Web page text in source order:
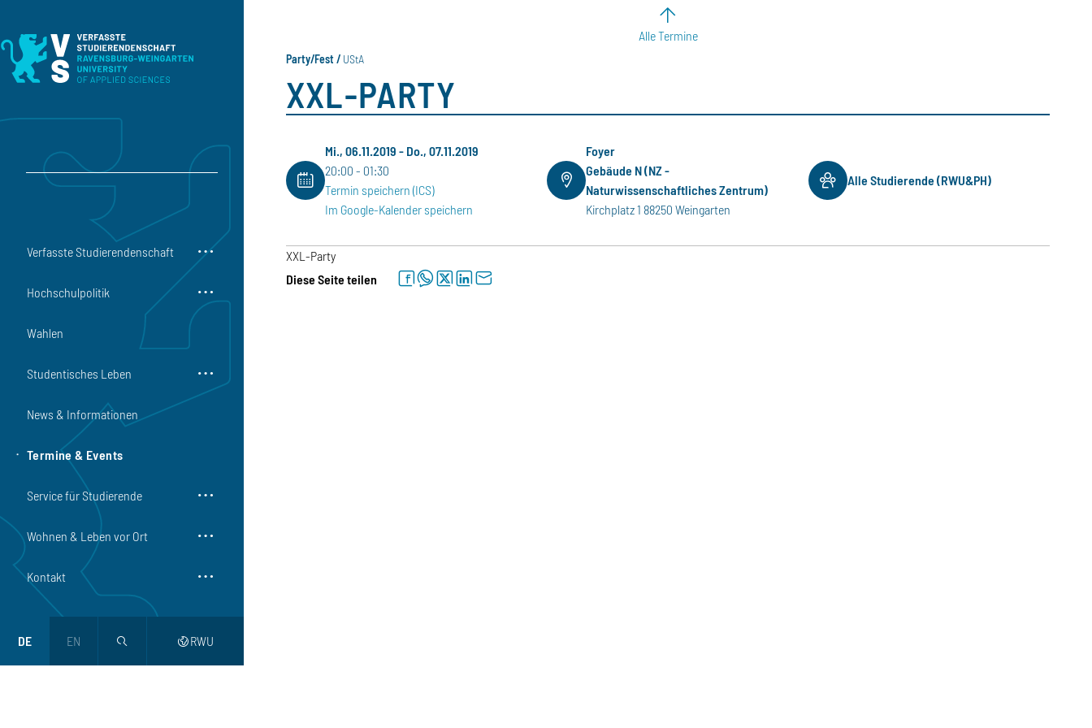
Verfasste Studierendenschaft
Hochschulpolitik
Wahlen
Studentisches Leben
News & Informationen
Termine & Events
Service für Studierende
Wohnen & Leben vor Ort
Kontakt
DE EN magnifier webRWU
Alle Termine
Party/Fest UStA
XXL-PARTY
Mi., 06.11.2019 - Do., 07.11.2019
20:00
01:30
Termin speichern (ICS)
Im Google-Kalender speichern
Foyer
Gebäude N (NZ -
Naturwissenschaftliches Zentrum)
Kirchplatz 1 88250 Weingarten
Alle Studierende (RWU&PH)
XXL-Party
Diese Seite teilen
facebookwhatsapptwitterlinkedinletter